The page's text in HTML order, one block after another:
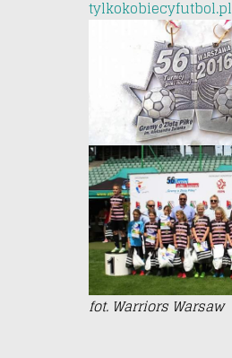
tylkokobiecyfutbol.pl
fot. Warriors Warsaw